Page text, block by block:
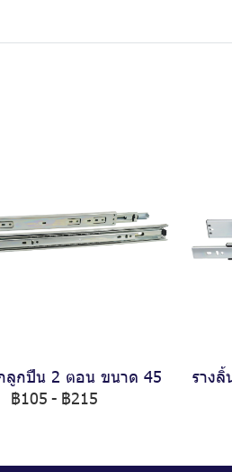
ลูกปืน 2 ตอน ขนาด 45
฿105 - ฿215
ราง